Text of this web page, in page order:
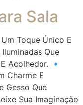
Sala
Toque Único E
Que
Acolhedor. 🔹
Charme E
Gesso Que
Sua Imaginação